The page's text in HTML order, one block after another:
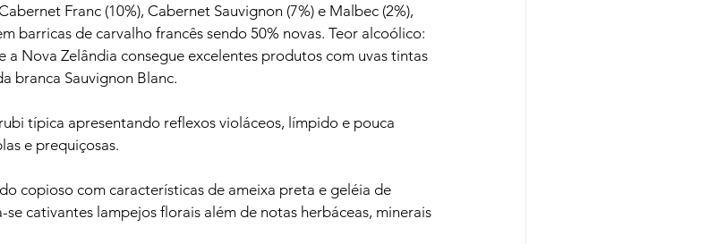
Franc (10%), Cabernet Sauvignon (7%) e Malbec (2%),
barricas de carvalho francês sendo 50% novas. Teor alcoólico:
a Nova Zelândia consegue excelentes produtos com uvas tintas
branca Sauvignon Blanc.
típica apresentando reflexos violáceos, límpido e pouca
e prequiçosas.
copioso com características de ameixa preta e geléia de
cativantes lampejos florais além de notas herbáceas, minerais